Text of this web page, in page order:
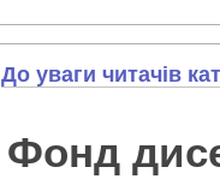
До уваги читачів
Фонд